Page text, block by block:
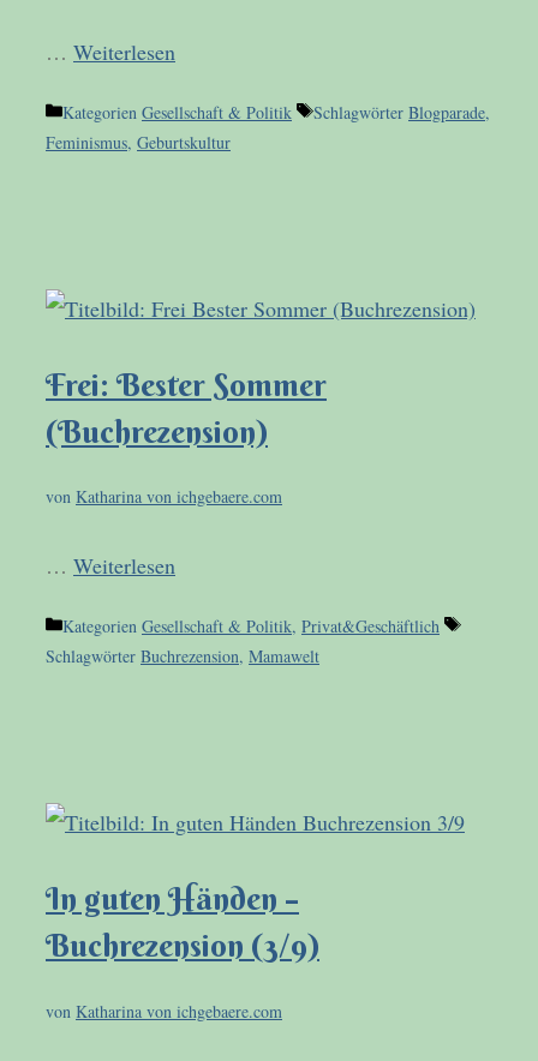
… Weiterlesen
Kategorien Gesellschaft & Politik Schlagwörter Blogparade,
Feminismus, Geburtskultur
Frei: Bester Sommer
(Buchrezension)
von Katharina von ichgebaere.com
… Weiterlesen
Kategorien Gesellschaft & Politik, Privat&Geschäftlich
Schlagwörter Buchrezension, Mamawelt
In guten Händen –
Buchrezension (3/9)
von Katharina von ichgebaere.com